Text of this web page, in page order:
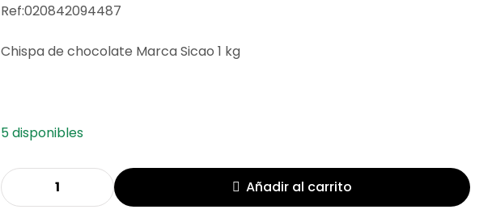
Ref:020842094487
Chispa de chocolate Marca Sicao 1 kg
5 disponibles
Añadir al carrito